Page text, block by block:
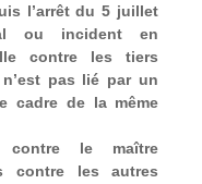
l’arrêt du 5 juillet
ou incident en
contre les tiers
pas lié par un
cadre de la même
contre le maître
contre les autres